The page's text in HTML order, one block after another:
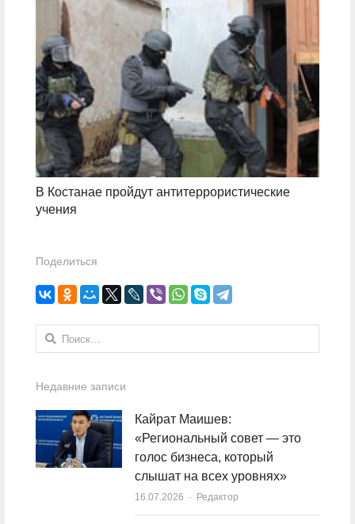
В Костанае пройдут антитеррористические
учения
Поделиться
Найти:
Недавние записи
Кайрат Маишев:
«Региональный совет — это
голос бизнеса, который
слышат на всех уровнях»
16.07.2026 Author
Редактор